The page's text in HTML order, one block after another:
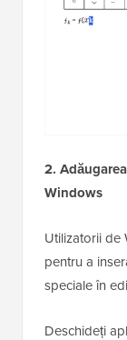
2.
Windows
Utilizatorii de
pentru a
speciale în
Deschideți